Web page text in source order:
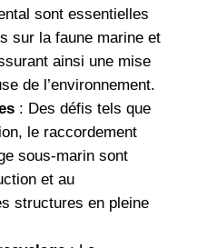
sont essentielles
sur la faune marine et
ainsi une mise
de l’environnement.
: Des défis tels que
le raccordement
sous-marin sont
et au
structures en pleine